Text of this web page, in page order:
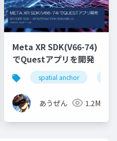
ue-rendering
Meta XR SDK(V66-74)
でQuestアプリを開発
spatial anchor
あうぜん 1.2M